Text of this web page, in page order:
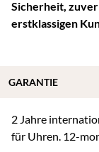
Sicherheit,
erstklassigen
2 Jahre
für Uhren. 12-
GARANTIE